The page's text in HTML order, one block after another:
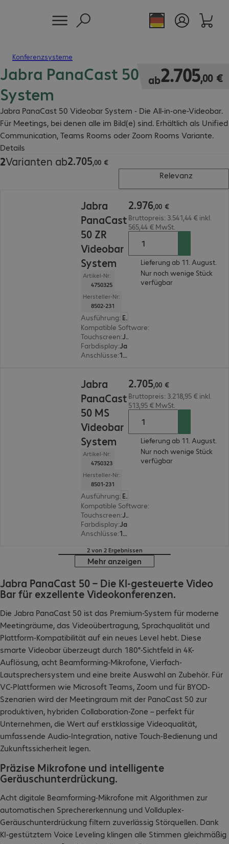
Konferenzsysteme
Jabra PanaCast 50 Videobar
System
Jabra PanaCast 50 Videobar System - Die All-in-one-Videobar.
Für Meetings, bei denen alle im Bild(e) sind. Erhältlich als Unified
Communication, Teams Rooms oder Zoom Rooms Variante.
Details
ab2.705,00 €
2.705,00 €
2Varianten ab2.705,00 €
2.705,00 €
Relevanz
Jabra
PanaCast
50 ZR
Videobar
System
Artikel-Nr:
4750325
Hersteller-Nr:
8502-231
Ausführung:
Europäisch
Kompatible Software:
Touchscreen: Ja
Farbdisplay:Ja
Anschlüsse: 1 x HDMI, 1 x USB Typ C, 1 x RJ45, 1 x USB Typ A
2.976,00 €
Bruttopreis: 3.541,44 € inkl.
565,44 € MwSt.
Lieferung ab 11. August.
Nur noch wenige Stück
verfügbar
Jabra
PanaCast
50 MS
Videobar
System
Artikel-Nr:
4750323
Hersteller-Nr:
8501-231
Ausführung:
Europäisch
Kompatible Software:
Touchscreen: Ja
Farbdisplay:Ja
Anschlüsse: 1 x HDMI, 1 x USB Typ C, 1 x RJ45, 1 x USB Typ A
2.705,00 €
Bruttopreis: 3.218,95 € inkl.
513,95 € MwSt.
Lieferung ab 11. August.
Nur noch wenige Stück
verfügbar
2 von 2 Ergebnissen
Mehr anzeigen
Jabra PanaCast 50 – Die KI-gesteuerte Video
Bar für exzellente Videokonferenzen.
Die Jabra PanaCast 50 ist das Premium-System für moderne
Meetingräume, das Videoübertragung, Sprachqualität und
Plattform-Kompatibilität auf ein neues Level hebt. Diese
smarte Videobar überzeugt durch 180°-Sichtfeld in 4K-
Auflösung, acht Beamforming-Mikrofone, Vierfach-
Lautsprechersystem und eine breite Auswahl an Zubehör. Für
VC-Plattformen wie Microsoft Teams, Zoom und für BYOD-
Szenarien wird der Meetingraum mit der PanaCast 50 zur
produktiven, hybriden Collaboration-Zone – perfekt für
Unternehmen, die Wert auf erstklassige Videoqualität,
umfassende Audio-Integration, native Touch-Bedienung und
Zukunftssicherheit legen.​
Präzise Mikrofone und intelligente
Geräuschunterdrückung.
Acht digitale Beamforming-Mikrofone mit Algorithmen zur
automatischen Sprechererkennung und Vollduplex-
Geräuschunterdrückung filtern zuverlässig Störquellen. Dank
KI-gestütztem Voice Leveling klingen alle Stimmen gleichmäßig